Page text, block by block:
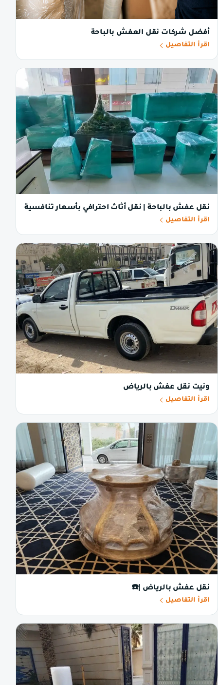
أفضل شركات نقل العفش بالباحة
اقرأ التفاصيل
نقل عفش بالباحة | نقل أثاث احترافي بأسعار تنافسية
اقرأ التفاصيل
ونيت نقل عفش بالرياض
اقرأ التفاصيل
نقل عفش بالرياض |☎️
اقرأ التفاصيل